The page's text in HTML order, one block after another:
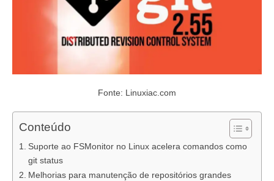
Fonte: Linuxiac.com
Conteúdo
Suporte ao FSMonitor no Linux acelera comandos como
git status
Melhorias para manutenção de repositórios grandes